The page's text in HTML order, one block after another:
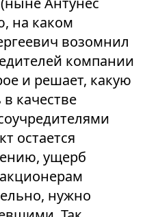
на каком
возомнил
компании
и решает, какую
качестве
остается
ущерб
нужно